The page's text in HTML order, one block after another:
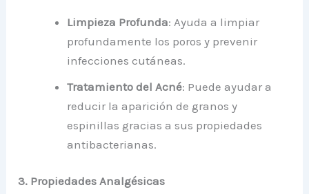
Limpieza Profunda: Ayuda a limpiar
profundamente los poros y prevenir
infecciones cutáneas.
Tratamiento del Acné: Puede ayudar a
reducir la aparición de granos y
espinillas gracias a sus propiedades
antibacterianas.
3. Propiedades Analgésicas